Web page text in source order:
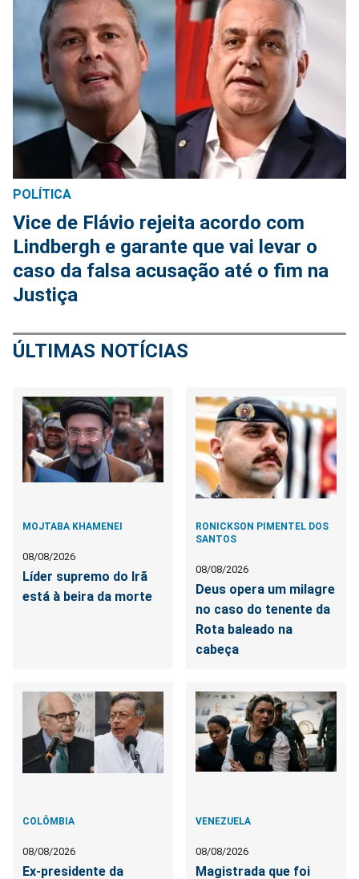
POLÍTICA
Vice de Flávio rejeita acordo com
Lindbergh e garante que vai levar o
caso da falsa acusação até o fim na
Justiça
ÚLTIMAS NOTÍCIAS
MOJTABA KHAMENEI
08/08/2026
Líder supremo do Irã
está à beira da morte
RONICKSON PIMENTEL DOS
SANTOS
08/08/2026
Deus opera um milagre
no caso do tenente da
Rota baleado na
cabeça
COLÔMBIA
08/08/2026
Ex-presidente da
VENEZUELA
08/08/2026
Magistrada que foi